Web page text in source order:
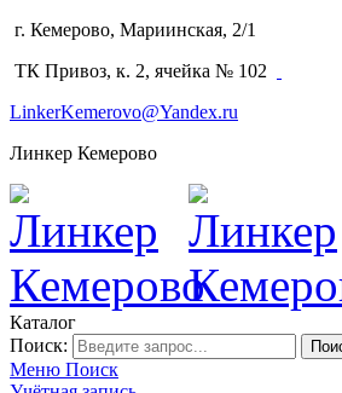
г. Кемерово, Мариинская, 2/1
ТК Привоз, к. 2, ячейка № 102
LinkerKemerovo@Yandex.ru
Линкер Кемерово
Каталог
Поиск:
Меню Поиск